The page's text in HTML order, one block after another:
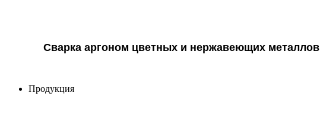
Сварка аргоном цветных и нержавеющих металлов
Продукция